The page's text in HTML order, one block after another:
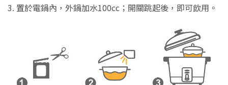
3. 置於電鍋內，外鍋加水100cc；開關跳起後，即可飲用。